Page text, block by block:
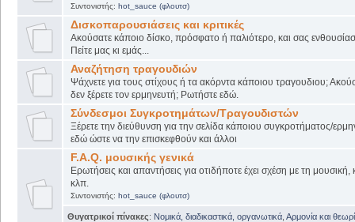
Συντονιστής: hot_sauce (φλουτσ)
Δισκοπαρουσιάσεις και κριτικές
Ακούσατε κάποιο δίσκο, πρόσφατο ή παλιότερο, και σας
Πείτε μας κι εμάς...
Αναζήτηση τραγουδιών
Ψάχνετε για τους στίχους ή τα ακόρντα κάποιου τραγουδιου;
δεν ξέρετε τον ερμηνευτή; Ρωτήστε εδώ.
Σύνδεσμοι Συγκροτημάτων/Τραγουδιστών
Ξέρετε την διεύθυνση για την σελίδα κάποιου συγκροτήματος/
εδώ ώστε να την επισκεφθούν και άλλοι
F.A.Q. μουσικής γενικά
Ερωτήσεις και απαντήσεις για οτιδήποτε έχει σχέση με τη μουσική,
κλπ.
Συντονιστής: hot_sauce (φλουτσ)
Θυγατρικοί πίνακες: Νομικά, διαδικαστικά, οργανωτικά Αρμονία και